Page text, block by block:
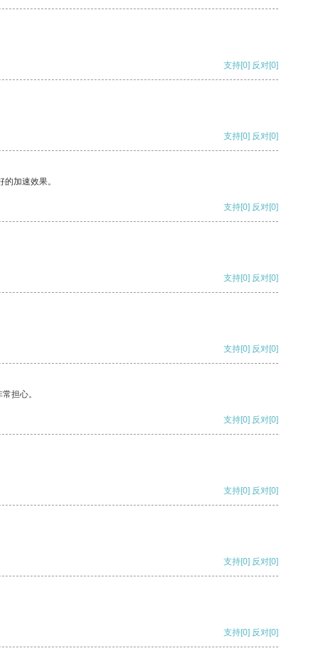
支持[0] 反对[0]
支持[0] 反对[0]
加速效果。
支持[0] 反对[0]
支持[0] 反对[0]
支持[0] 反对[0]
担心。
支持[0] 反对[0]
支持[0] 反对[0]
支持[0] 反对[0]
支持[0] 反对[0]